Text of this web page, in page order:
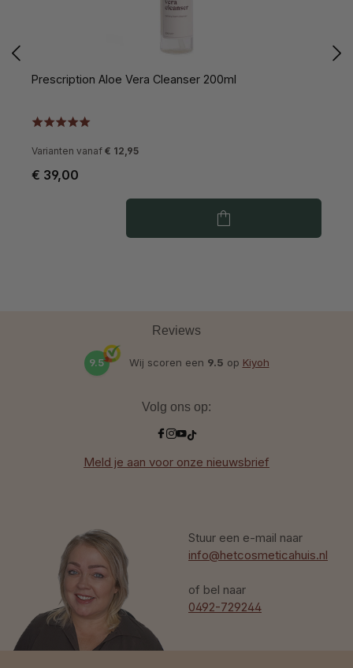
Prescription Aloe Vera Cleanser 200ml
Varianten vanaf € 12,95
€ 39,00
Stuur een e-mail naar
info@hetcosmeticahuis.nl
of bel naar
0492-729244
Reviews
9.5 Wij scoren een 9.5 op Kiyoh
Volg ons op:
Meld je aan voor onze nieuwsbrief